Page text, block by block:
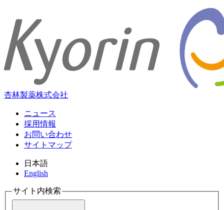
杏林製薬株式会社
ニュース
採用情報
お問い合わせ
サイトマップ
日本語
English
サイト内検索